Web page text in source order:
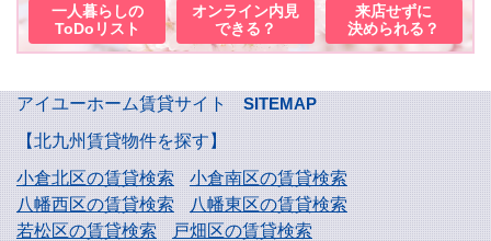
一人暮らしの
ToDoリスト
オンライン内見
できる？
来店せずに
決められる？
アイユーホーム賃貸サイト
SITEMAP
【北九州賃貸物件を探す】
小倉北区の賃貸検索
小倉南区の賃貸検索
八幡西区の賃貸検索
八幡東区の賃貸検索
若松区の賃貸検索
戸畑区の賃貸検索